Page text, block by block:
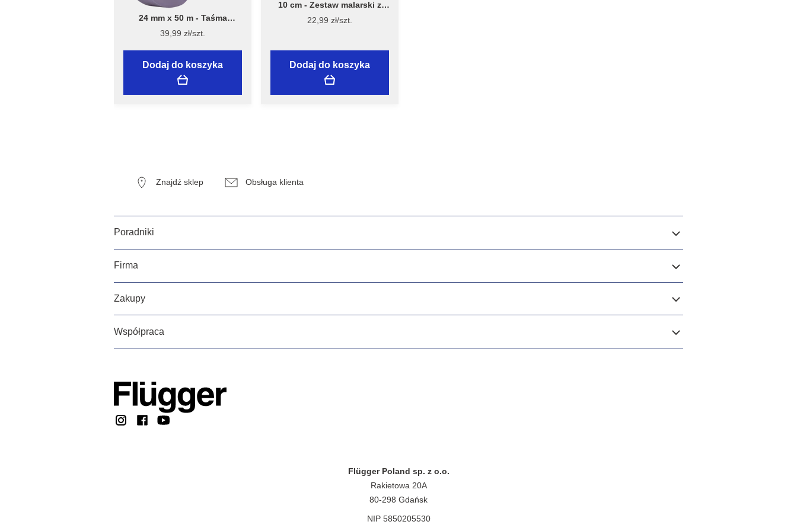
24 mm x 50 m - Taśma
Malarska Speciality Sensitive
Surfaces - Flügger
39,99 zł/szt.
Dodaj do koszyka
10 cm - Zestaw malarski z
wałkiem Welur 10 cm, model
7981 – Flügger
22,99 zł/szt.
Dodaj do koszyka
Znajdź sklep Obsługa klienta
Poradniki
Firma
Zakupy
Współpraca
Flügger Poland sp. z o.o.
Rakietowa 20A
80-298 Gdańsk
NIP 5850205530